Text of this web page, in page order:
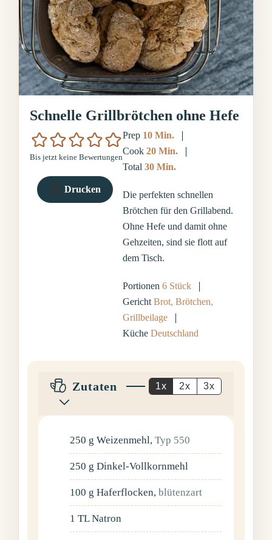
Schnelle Grillbrötchen ohne Hefe
Bis jetzt keine Bewertungen
Drucken
Prep 10Minuten
Min.
Cook20Minuten
Min.
Total30Minuten
Min.
Die perfekten schnellen
Brötchen für den Grillabend.
Ohne Hefe und damit ohne
Gehzeiten, sind sie flott auf
dem Tisch.
Portionen6 Stück
GerichtBrot, Brötchen,
Grillbeilage
KücheDeutschland
Zutaten 1x 2x 3x
250 g Weizenmehl,Typ 550
250 g Dinkel-Vollkornmehl
100 g Haferflocken,blütenzart
1 TL Natron